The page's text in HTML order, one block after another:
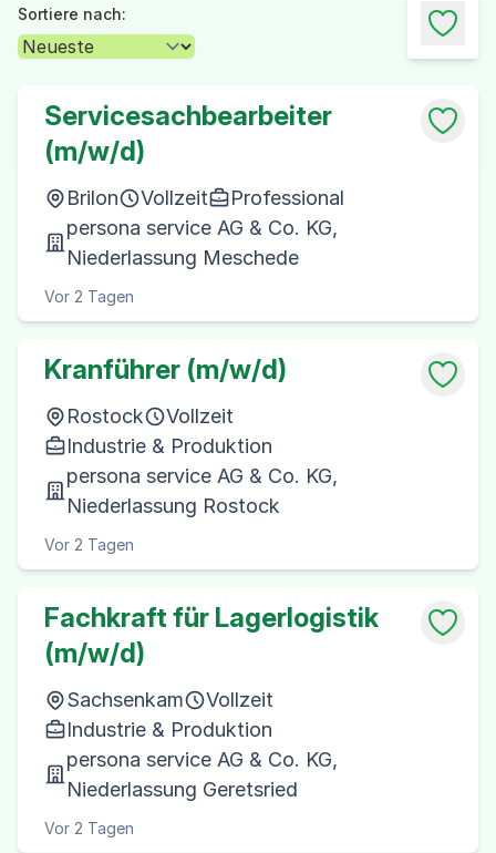
Sortiere nach:
Servicesachbearbeiter
(m/w/d)
Brilon Vollzeit
Professional
persona service AG & Co. KG,
Niederlassung Meschede
Vor 2 Tagen
Kranführer (m/w/d)
Rostock
Vollzeit
Industrie & Produktion
persona service AG & Co. KG,
Niederlassung Rostock
Vor 2 Tagen
Fachkraft für Lagerlogistik
(m/w/d)
Sachsenkam
Vollzeit
Industrie & Produktion
persona service AG & Co. KG,
Niederlassung Geretsried
Vor 2 Tagen